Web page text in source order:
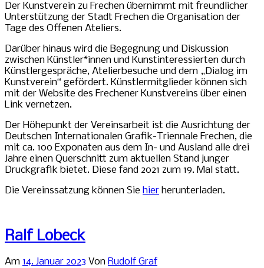
Der Kunstverein zu Frechen übernimmt mit freundlicher
Unterstützung der Stadt Frechen die Organisation der
Tage des Offenen Ateliers.
Darüber hinaus wird die Begegnung und Diskussion
zwischen Künstler*innen und Kunstinteressierten durch
Künstlergespräche, Atelierbesuche und dem „Dialog im
Kunstverein“ gefördert. Künstlermitglieder können sich
mit der Website des Frechener Kunstvereins über einen
Link vernetzen.
Der Höhepunkt der Vereinsarbeit ist die Ausrichtung der
Deutschen Internationalen Grafik-Triennale Frechen, die
mit ca. 100 Exponaten aus dem In- und Ausland alle drei
Jahre einen Querschnitt zum aktuellen Stand junger
Druckgrafik bietet. Diese fand 2021 zum 19. Mal statt.
Die Vereinssatzung können Sie hier herunterladen.
Ralf Lobeck
Am 14. Januar 2023 Von Rudolf Graf